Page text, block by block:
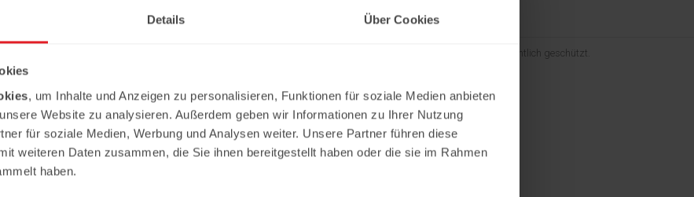
Details Über Cookies
, um Inhalte und Anzeigen zu personalisieren, Funktionen für soziale Medien anbieten
Website zu analysieren. Außerdem geben wir Informationen zu Ihrer Nutzung
für soziale Medien, Werbung und Analysen weiter. Unsere Partner führen diese
weiteren Daten zusammen, die Sie ihnen bereitgestellt haben oder die sie im Rahmen
haben.
Copyright © 2026 Ledo. Diese Webseite und der gesamte Inhalt sind urheberrechtlich geschützt.